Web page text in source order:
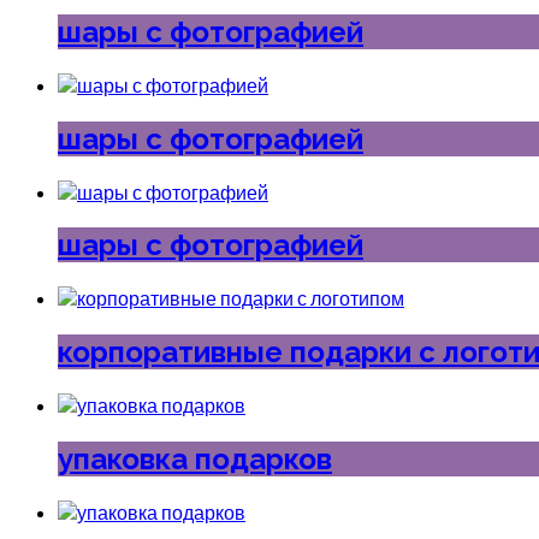
шары с фотографией
шары с фотографией
шары с фотографией
корпоративные подарки с
упаковка подарков